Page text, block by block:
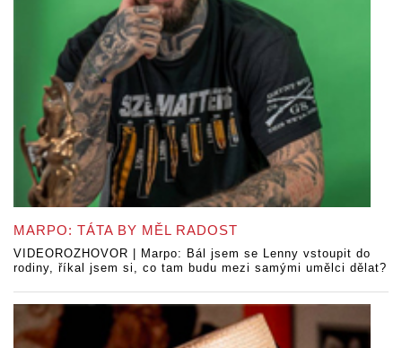
MARPO: TÁTA BY MĚL RADOST
VIDEOROZHOVOR | Marpo: Bál jsem se Lenny vstoupit do
rodiny, říkal jsem si, co tam budu mezi samými umělci dělat?